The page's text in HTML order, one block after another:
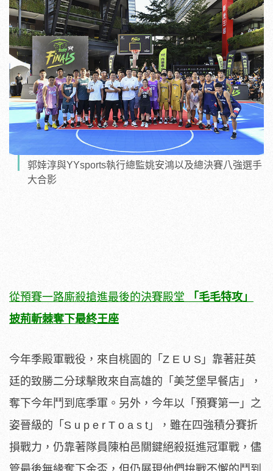
郭婞淳與YYsports執行總監姚安鴻以及總決賽八強選手
大合影
從預賽一路廝殺搶進最後的決賽殿堂
「毛毛特攻」
披荊斬棘奪下最終王座
今年季殿軍戰役，來自桃園的「Z E U S」靠著莊英
廷的致勝二分球擊敗來自高雄的「美芝堡早餐店」，
奪下今年鬥到底季軍。另外，今年以「預賽第一」之
姿晉級的「S u p e r T o a s t」，雖在四強積分賽折
損戰力，仍靠著隊員陳柏邑關鍵絕殺挺進冠軍戰，儘